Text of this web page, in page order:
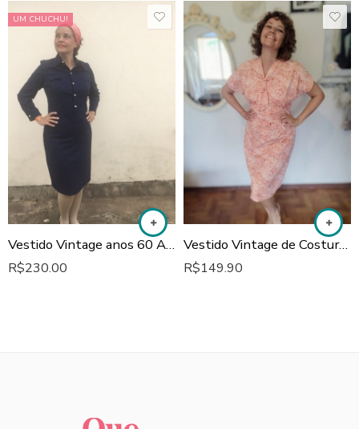
UM CHUCHU!
Vestido Vintage anos 60 Azul Marinho
R$230.00
Vestido Vintage de Costureira
R$149.90